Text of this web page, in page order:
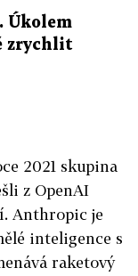
Úkolem
zrychlit
2021 skupina
z OpenAI
Anthropic je
inteligence s
raketový